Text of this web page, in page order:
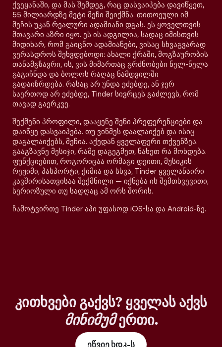
ქვეყანაში, და მას შემდეგ, რაც დასვაიპება დავიწყეთ,
55 მილიარდზე მეტი მეჩი შეიქმნა. თითოეული იმ
მეჩის უკან რეალური ადამიანი დგას. ეს ყოველთვის
მთავარი აზრი იყო. ეს ის ადგილია, სადაც იმისთვის
მიდიხარ, რომ გაიცნო ადამიანები, ვისაც სხვაგვარად
ვერასდროს შეხვდებოდი: ახალი ქრაში, მოგზაურობის
თანამგზავრი, ის, ვის მიმართაც გრძნობები ნელ-ნელა
გაგიჩნდა და ბოლოს რაღაც ნამდვილში
გადაიზრდება. რასაც არ უნდა ეძებდე, ან ჯერ
საერთოდ არ ეძებდე, Tinder სივრცეს გაძლევს, რომ
თავად გაერკვე.
შექმენი პროფილი, დააყენე შენი პრეფერენციები და
დაიწყე დასვაიპება. თუ ვინმეს დაალაიქებ და ისიც
დაგალაიქებს, მეჩია. აქედან ყველაფერი თქვენზეა.
გააგზავნე მესიჯი, რამე დაგეგმეთ, ნახეთ რა მოხდება.
ფუნქციებით, როგორიცაა ორმაგი დეითი, მუსიკის
რეჟიმი, პასპორტი, ქიმია და სხვა, Tinder ყველანაირი
კავშირისათვისაა შექმნილი — იქნება ის შემთხვევითი,
სერიოზული თუ სადღაც ამ ორს შორის.
ჩამოტვირთე Tinder აპი უფასოდ iOS-სა და Android-ზე.
კითხვები გაქვს? ყველას აქვს
მინიმუმერთი.
ეწვიე ხდკ-ს